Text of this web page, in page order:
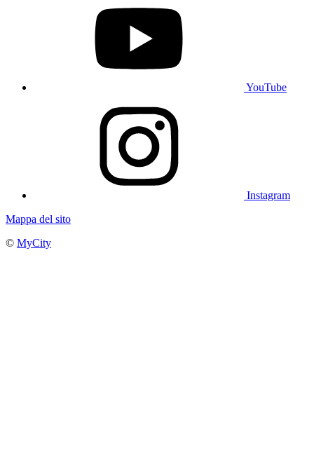
YouTube
Instagram
Mappa del sito
© MyCity